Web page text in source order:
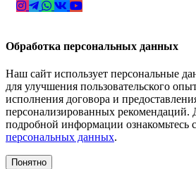
Обработка персональных данных
Наш сайт использует персональные
для улучшения пользовательского
исполнения договора и
персонализированных рекомендаций.
подробной информации ознакомьтесь с
персональных данных.
Понятно